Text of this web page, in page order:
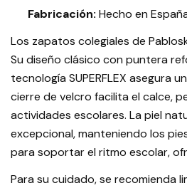
Fabricación: Hecho en
Los zapatos colegiales de
Su diseño clásico con puntera
tecnología SUPERFLEX asegura
cierre de velcro facilita el calce,
actividades escolares. La piel
excepcional, manteniendo los
para soportar el ritmo escolar,
Para su cuidado, se recomienda